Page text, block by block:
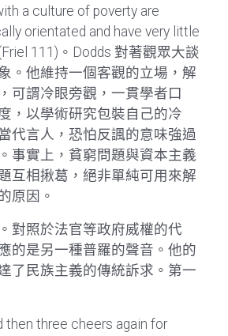
a culture of poverty are
orientated and have very little
111)。Dodds 對著觀眾大談
。他維持一個客觀的立場，解
可謂冷眼旁觀，一貫學者口
，以學術研究包裝自己的冷
代言人，恐怕反諷的意味強過
事實上，貧窮問題與資本主義
互相揪葛，絕非單純可用來解
原因。
對照於法官等政府威權的代
的是另一種普羅的聲音。他的
了民族主義的傳統訴求。第一
then three cheers again for